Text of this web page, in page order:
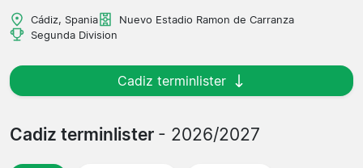
Cádiz, Spania
Nuevo Estadio Ramon de Carranza
Segunda Division
Cadiz terminlister
Cadiz terminlister - 2026/2027